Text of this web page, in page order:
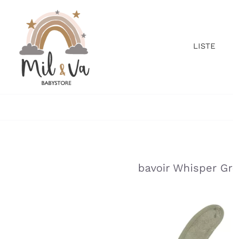
contenu
LISTE
bavoir Whisper